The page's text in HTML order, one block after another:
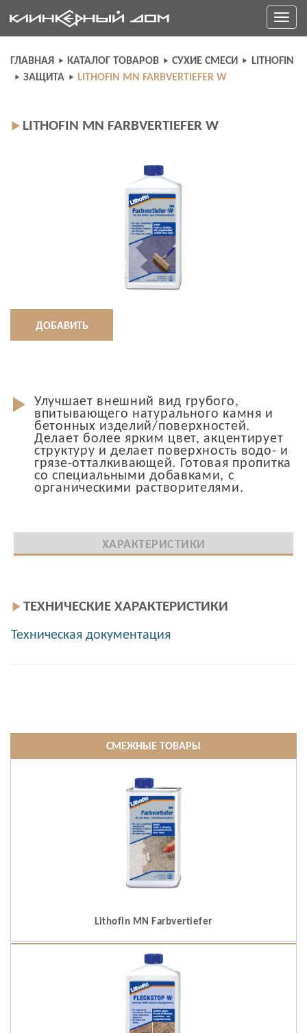
to
content
Toggle
ГЛАВНАЯ КАТАЛОГ ТОВАРОВ СУХИЕ СМЕСИ
LITHOFIN
ЗАЩИТА
LITHOFIN MN FARBVERTIEFER W
LITHOFIN MN FARBVERTIEFER W
ДОБАВИТЬ
Улучшает внешний вид грубого,
впитывающего натурального камня и
бетонных изделий/поверхностей.
Делает более ярким цвет, акцентирует
структуру и делает поверхность водо- и
грязе-отталкивающей. Готовая пропитка
со специальными добавками, с
органическими растворителями.
ХАРАКТЕРИСТИКИ
ТЕХНИЧЕСКИЕ ХАРАКТЕРИСТИКИ
Техническая документация
СМЕЖНЫЕ ТОВАРЫ
Lithofin MN Farbvertiefer